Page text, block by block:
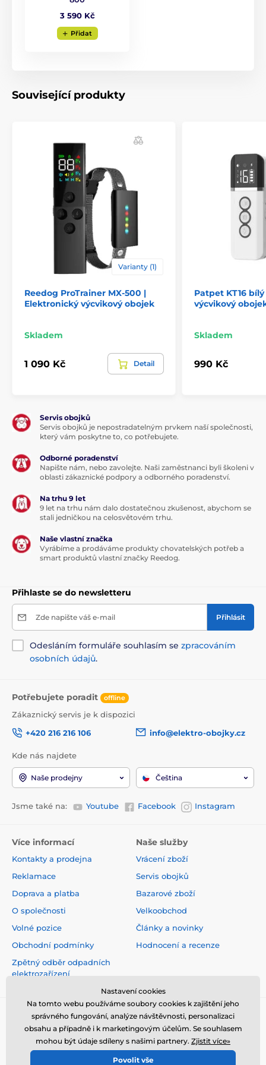
Num Axes Canicom 800 má
podsvícený LCD displej
a kvalitní obojek vyrobený z plastu
Pejskovi nedělá jeho nošení problém a
dobře drží na krku. Délka obojku je nastavitelná od 20
do 50 cm.
Váha a rozměry
Vysílačka má šířku 5,5 cm, výšku 10,8 cm,
hloubku 2,4 cm a její váha je 85 gramů
včetně baterie.
výšku 6,8 cm, hloubku 3,8 cm a jeho váha je 75 gramů.
Pozor! Naše příslušenstvíje kompatibilní pouzes
příslušenstvím Canicomzakoupeným v EU.
kompatibilní! Pracují totiž na jiných frekvencích.
Technické specifikace se mohou změnit bez
výslovného upozornění. Obrázky mají pouze
Produkt je zařazen v kategoriích
Výcvikové obojky 601 až 1000 metrů
Elektrické Zvukové Vodotěsné
Pro velké psy Pro 2 psy
3 590 Kč
Přidat
Související produkty
Varianty (1)
Reedog ProTrainer MX-500 |
Elektronický výcvikový obojek
Skladem
1 090 Kč Detail
Patpet KT16
výcvikový
Skladem
990 Kč
Servis obojků
Servis obojků je nepostradatelným prvkem naší společnosti,
který vám poskytne to, co potřebujete.
Odborné poradenství
Napište nám, nebo zavolejte. Naši zaměstnanci byli školeni v
oblasti zákaznické podpory a odborného poradenství.
Na trhu 9 let
9 let na trhu nám dalo dostatečnou zkušenost, abychom se
stali jedničkou na celosvětovém trhu.
Naše vlastní značka
Vyrábíme a prodáváme produkty chovatelských potřeb a
smart produktů vlastní značky Reedog.
Přihlaste se do newsletteru
Zde napište váš e-mail Přihlásit
Odesláním formuláře souhlasím se zpracováním
osobních údajů.
Potřebujete poradit offline
Zákaznický servis je k dispozici
+420 216 216 106
info@elektro-obojky.cz
Kde nás najdete
Naše prodejny Čeština
Jsme také na: Youtube Facebook Instagram
Více informací
Kontakty a prodejna
Reklamace
Doprava a platba
O společnosti
Volné pozice
Obchodní podmínky
Zpětný odběr odpadních
elektrozařízení
Naše služby
Vrácení zboží
Servis obojků
Bazarové zboží
Velkoobchod
Články a novinky
Hodnocení a recenze
© 2026 www.elektro-obojky.cz ⦁ E-shop vytvořila
Nastavení cookies
Na tomto webu používáme soubory cookies k zajištění jeho
správného fungování, analýze návštěvnosti, personalizaci
obsahu a případně i k marketingovým účelům. Se souhlasem
mohou být údaje sdíleny s našimi partnery. Zjistit více»
Povolit vše